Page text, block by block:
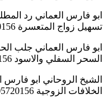
ابو فارس العماني رد
تسهيل زواج المتعسرة 0015205720156
ابو فارس العماني جلب
السحر السفلي والاسود 0015205720156
الشيخ الروحاني ابو
الخلافات الزوجية 0015205720156